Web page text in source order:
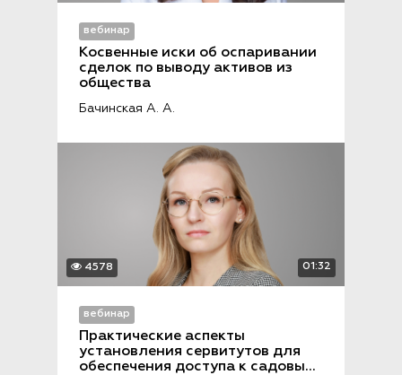
вебинар
Косвенные иски об оспаривании
сделок по выводу активов из
общества
Бачинская А. А.
4578 01:32
вебинар
Практические аспекты
установления сервитутов для
обеспечения доступа к садовым